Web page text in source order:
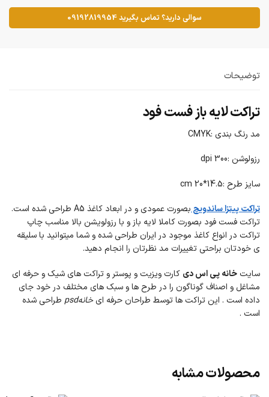
سوالی دارید؟ تماس بگیرید 09192819954
توضیحات
تراکت لایه باز فست فود
مد رنگ بندی :CMYK
رزولوشن :300 dpi
سایز طرح :14.5*20 cm
تراکت پیتزا ساندویچ
بصورت عمودی و در ابعاد کاغذ A5 طراحی شده است.
تراکت فست فود بصورت کاملا لایه باز و با رزولویشن بالا مناسب چاپ
تراکت در انواع کاغذ موجود در ایران طراحی شده و شما میتوانید با سلیقه
ی خودتان براحتی تغییرات مد نظرتان را انجام دهید.
سایت خانه پی اس دی کارت ویزیت و پوستر و تراکت های شیک و حرفه ای
مشاغل و اصناف گوناگون را در طرح ها و سبک های مختلف در خود جای
داده است . این تراکت ها توسط طراحان حرفه ایخانهpsd
طراحی شده
است .
محصولات مشابه